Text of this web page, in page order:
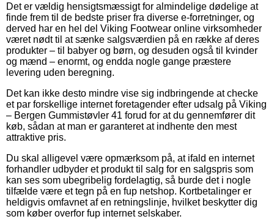
Det er vældig hensigtsmæssigt for almindelige dødelige at
finde frem til de bedste priser fra diverse e-forretninger, og
derved har en hel del Viking Footwear online virksomheder
været nødt til at sænke salgsværdien på en række af deres
produkter – til babyer og børn, og desuden også til kvinder
og mænd – enormt, og endda nogle gange præstere
levering uden beregning.
Det kan ikke desto mindre vise sig indbringende at checke
et par forskellige internet foretagender efter udsalg på Viking
– Bergen Gummistøvler 41 forud for at du gennemfører dit
køb, sådan at man er garanteret at indhente den mest
attraktive pris.
Du skal alligevel være opmærksom på, at ifald en internet
forhandler udbyder et produkt til salg for en salgspris som
kan ses som ubegribelig fordelagtig, så burde det i nogle
tilfælde være et tegn på en fup netshop. Kortbetalinger er
heldigvis omfavnet af en retningslinje, hvilket beskytter dig
som køber overfor fup internet selskaber.